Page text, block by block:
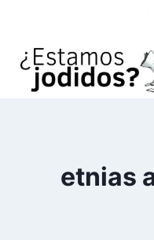
contenido
etnias